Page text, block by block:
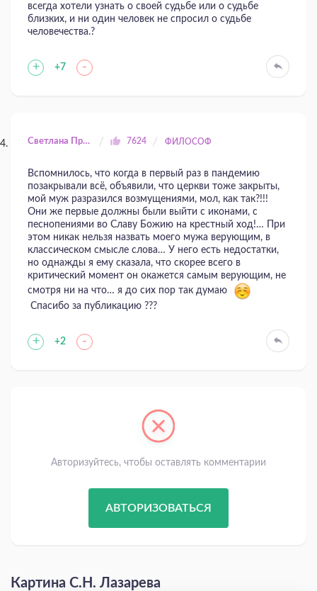
всегда хотели узнать о своей судьбе или о судьбе
близких, и ни один человек не спросил о судьбе
человечества.?
+ +7 -
Светлана Прилуцкая 7624 ФИЛОСОФ
Вспомнилось, что когда в первый раз в пандемию
позакрывали всё, объявили, что церкви тоже закрыты,
мой муж разразился возмущениями, мол, как так?!!!
Они же первые должны были выйти с иконами, с
песнопениями во Славу Божию на крестный ход!… При
этом никак нельзя назвать моего мужа верующим, в
классическом смысле слова… У него есть недостатки,
но однажды я ему сказала, что скорее всего в
критический момент он окажется самым верующим, не
смотря ни на что… я до сих пор так думаю
Спасибо за публикацию ???
+ +2 -
Авторизуйтесь, чтобы оставлять комментарии
АВТОРИЗОВАТЬСЯ
Картина С.Н. Лазарева